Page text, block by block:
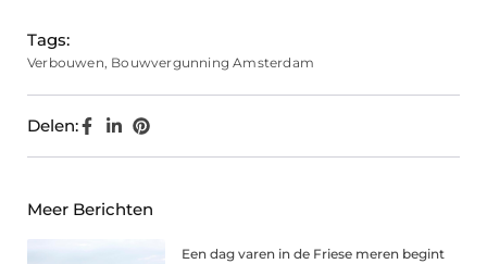
Tags:
Verbouwen, Bouwvergunning Amsterdam
Delen:
Meer Berichten
Een dag varen in de Friese meren begint